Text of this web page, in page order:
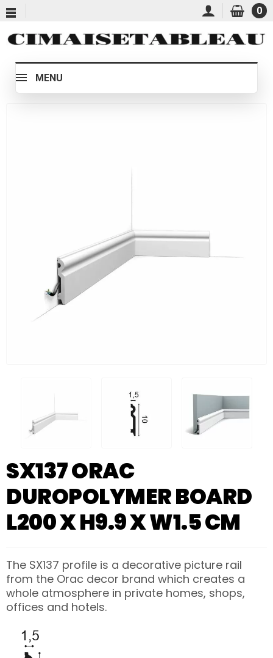
0
MENU
SX137 ORAC
DUROPOLYMER BOARD
L200 X H9.9 X W1.5 CM
The SX137 profile is a decorative picture rail
from the Orac decor brand which creates a
whole atmosphere in private homes, shops,
offices and hotels.